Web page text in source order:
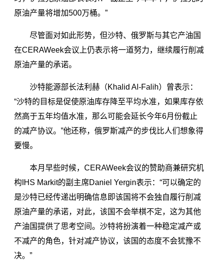
原油产量将增加500万桶。”
尽管面对如此形势，但沙特、俄罗斯与其它产油国
在CERAWeek会议上仍表示将一道努力，继续履行削减
原油产量的承诺。
沙特能源部长法利赫（Khalid Al-Falih）曾表示：
“沙特的目标是促使原油库存降至平均水准，如果库存依
然高于五年均值水准，那么可能会延长今年6月份截止
的减产协议。”他还称，俄罗斯减产的步伐比人们想象得
要慢。
本月早些时候，CERAWeek会议的赞助商兼研究机
构IHS Markit的副主席Daniel Yergin表示：“可以确定的
是沙特已经传递出明确信息即该国将不会独自履行削减
原油产量的承诺，对此，该国不会举棋不定，这为其他
产油国提供了思考空间。沙特将扮演着一种稳定减产或
不减产的角色，针对减产协议，该国的态度不会犹豫不
决。”